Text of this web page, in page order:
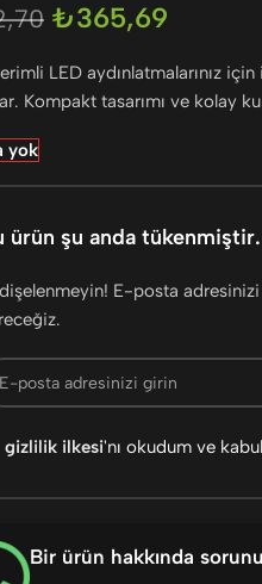
₺365,69
LED aydınlatmalarınız
Kompakt tasarımı ve kolay
yok
ürün şu anda tükenmiştir.
E-posta
gizlilik ilkesi'nı okudum ve
Bir ürün hakkında